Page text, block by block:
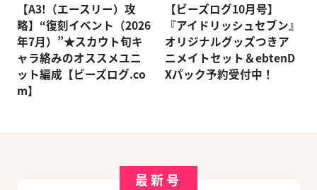
【A3!（エースリー）攻
略】“復刻イベント（2026
年7月）”★スカウト旬キ
ャラ絡みのオススメユニ
ット編成【ビーズログ.co
m】
【ビーズログ10月号】
『アイドリッシュセブン』
オリジナルグッズつきア
ニメイトセット＆ebtenD
Xパック予約受付中！
最新号